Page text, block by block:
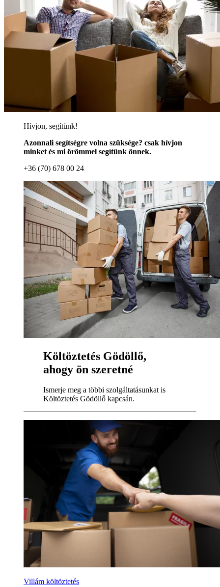
Hívjon, segítünk!
Azonnali segítségre volna szüksége? csak hívjon
minket és mi örömmel segítünk önnek.
+36 (70) 678 00 24
Költöztetés Gödöllő,
ahogy ön szeretné
Ismerje meg a többi szolgáltatásunkat is
Költöztetés Gödöllő kapcsán.
Villám költöztetés